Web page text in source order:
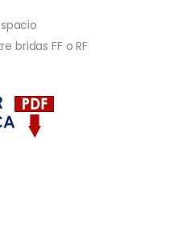
bridas FF o RF